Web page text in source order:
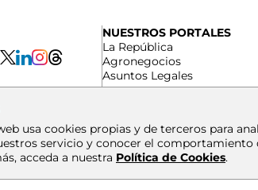
NUESTROS PORTALES
La República
Agronegocios
Asuntos Legales
usa cookies propias y de terceros para
servicio y conocer el comportamiento
acceda a nuestra Política de Cookies.